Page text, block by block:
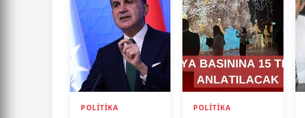
POLITIKA POLITIKA